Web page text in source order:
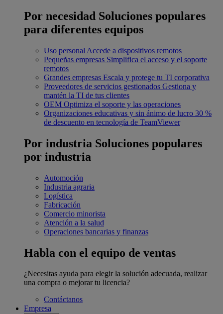
Por necesidad Soluciones populares
para diferentes equipos
Uso personal Accede a dispositivos remotos
Pequeñas empresas Simplifica el acceso y el soporte
remotos
Grandes empresas Escala y protege tu TI corporativa
Proveedores de servicios gestionados Gestiona y
mantén la TI de tus clientes
OEM Optimiza el soporte y las operaciones
Organizaciones educativas y sin ánimo de lucro 30 %
de descuento en tecnología de TeamViewer
Por industria Soluciones populares
por industria
Automoción
Industria agraria
Logística
Fabricación
Comercio minorista
Atención a la salud
Operaciones bancarias y finanzas
Habla con el equipo de ventas
¿Necesitas ayuda para elegir la solución adecuada, realizar
una compra o mejorar tu licencia?
Contáctanos
Empresa